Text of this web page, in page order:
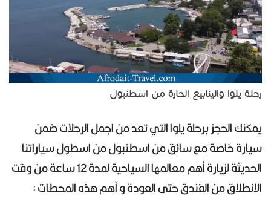
رحلة يلوا والينابيع الحارة من اسطنبول
يمكنك الحجز برحلة يلوا التي تعد من اجمل الرحلات ضمن
سيارة خاصة مع سائق من اسطنبول من اسطول سياراتنا
الحديثة لزيارة أهم معالمها السياحية لمدة 12 ساعة من وقت
الانطلاق من الفندق حتى العودة و أهم هذه المحطات :